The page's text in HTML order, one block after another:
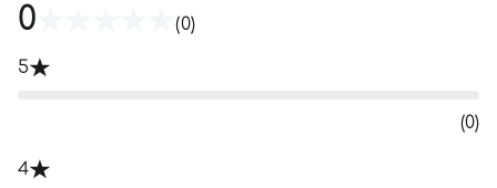
0 (0)
5
(0)
4